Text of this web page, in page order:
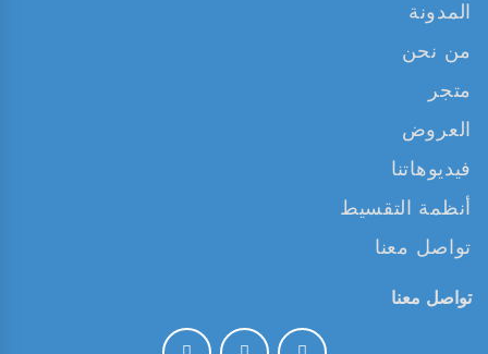
المدونة
من نحن
متجر
العروض
فيديوهاتنا
أنظمة التقسيط
تواصل معنا
تواصل معنا